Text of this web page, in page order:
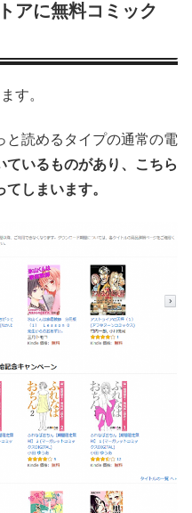
アに無料コミック
す。
と読めるタイプの通常の電
ているものがあり、こちら
しまいます。